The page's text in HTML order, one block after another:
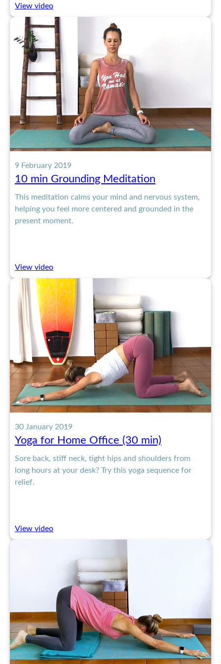
View video:
Yin
Yoga
for
Lung
&
Large
Intestine
Meridians
(60
min)
9 February 2019
10 min Grounding Meditation
This meditation calms your mind and nervous system,
helping you feel more centered and grounded in the
present moment.
View video:
10
min
Grounding
Meditation
30 January 2019
Yoga for Home Office (30 min)
Sore back, stiff neck, tight hips and shoulders from
long hours at your desk? Try this yoga sequence for
relief.
View video:
Home
Office
(30
min)